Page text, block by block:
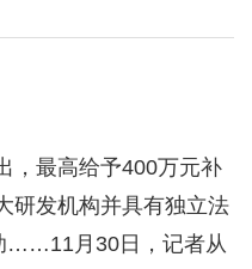
，最高给予400万元补
研发机构并具有独立法
……11月30日，记者从